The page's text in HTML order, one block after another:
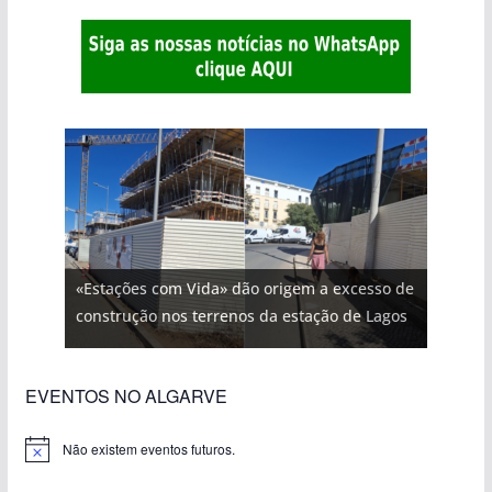
«Estações com Vida» dão origem a excesso de
construção nos terrenos da estação de Lagos
EVENTOS NO ALGARVE
Não existem eventos futuros.